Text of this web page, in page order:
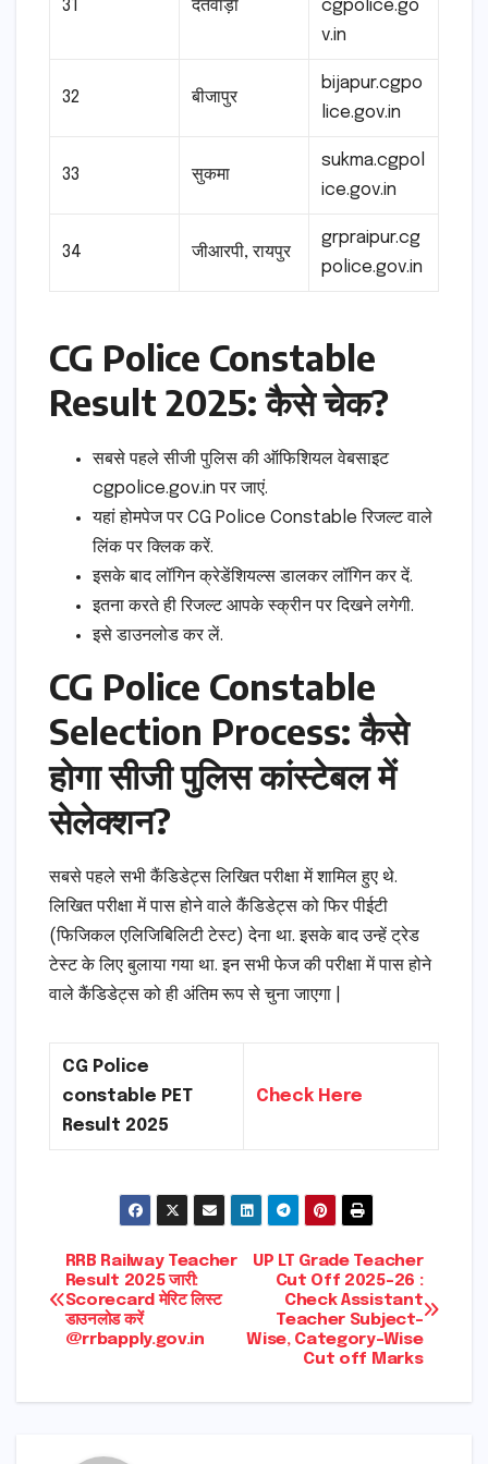
31 दंतेवाड़ा
cgpolice.go
v.in
32 बीजापुर
bijapur.cgpo
lice.gov.in
33 सुकमा
sukma.cgpol
ice.gov.in
34 जीआरपी, रायपुर
grpraipur.cg
police.gov.in
CG Police Constable
Result 2025: कैसे चेक?
सबसे पहले सीजी पुलिस की ऑफिशियल वेबसाइट
cgpolice.gov.in पर जाएं.
यहां होमपेज पर CG Police Constable रिजल्ट वाले
लिंक पर क्लिक करें.
इसके बाद लॉगिन क्रेडेंशियल्स डालकर लॉगिन कर दें.
इतना करते ही रिजल्ट आपके स्क्रीन पर दिखने लगेगी.
इसे डाउनलोड कर लें.
CG Police Constable
Selection Process: कैसे
होगा सीजी पुलिस कांस्टेबल में
सेलेक्शन?
सबसे पहले सभी कैंडिडेट्स लिखित परीक्षा में शामिल हुए थे.
लिखित परीक्षा में पास होने वाले कैंडिडेट्स को फिर पीईटी
(फिजिकल एलिजिबिलिटी टेस्ट) देना था. इसके बाद उन्हें ट्रेड
टेस्ट के लिए बुलाया गया था. इन सभी फेज की परीक्षा में पास होने
वाले कैंडिडेट्स को ही अंतिम रूप से चुना जाएगा |
CG Police
constable PET
Result 2025
Check Here
Post
navigation
UP LT Grade Teacher
Cut Off 2025-26 :
Check Assistant
Teacher Subject-
Wise, Category-Wise
Cut off Marks
RRB Railway Teacher
Result 2025 जारी:
Scorecard मेरिट लिस्ट
डाउनलोड करें
@rrbapply.gov.in